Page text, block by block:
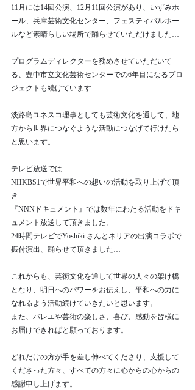
11月には14回公演、12月11回公演があり、いずみホ
ール、兵庫芸術文化センター、フェスティバルホー
ルなど素晴らしい場所で踊らせていただけました…
プログラムディレクターを務めさせていただいて
る、豊中市立文化芸術センターでの6年目になるプロ
ジェクトも続けています…
淡路島ユネスコ理事としても芸術文化を通して、地
方から世界につなぐような活動につなげて行けたら
と思います。
テレビ放送では
NHKBS1で世界平和への想いの活動を取り上げて頂
き
『NNNドキュメント』では数年にわたる活動をドキ
ュメント放送して頂きました。
24時間テレビでYoshiki さんとネリアの出演コラボで
振付演出、踊らせて頂きました…
これからも、芸術文化を通して世界の人々の架け橋
となり、明日へのパワーをお伝えし、平和への力に
なれるよう活動続けていきたいと思います。
また、バレエや芸術の楽しさ、喜び、感動を皆様に
お届けできればと願っております。
どれだけの方が手を差し伸べてくださり、支援して
くださった方々、すべての方々に心からの心からの
感謝申し上げます。